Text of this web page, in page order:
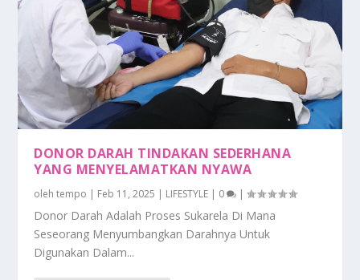
DONOR DARAH TINDAKAN SEDERHANA
YANG MENYELAMATKAN NYAWA
olehtempo | Feb 11, 2025 | LIFESTYLE | 0 |
Donor Darah Adalah Proses Sukarela Di Mana
Seseorang Menyumbangkan Darahnya Untuk
Digunakan Dalam...